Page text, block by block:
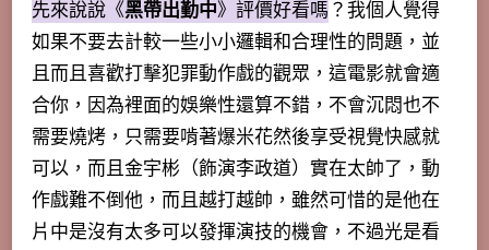
先來說說《黑帶出勤中》評價好看嗎 ？我個人覺得
如果不要去計較一些小小邏輯和合理性的問題，並
且而且喜歡打擊犯罪動作戲的觀眾，這電影就會適
合你，因為裡面的娛樂性還算不錯，不會沉悶也不
需要燒烤，只需要啃著爆米花然後享受視覺快感就
可以，而且金宇彬（飾演李政道）實在太帥了，動
作戲難不倒他，而且越打越帥，雖然可惜的是他在
片中是沒有太多可以發揮演技的機會，不過光是看